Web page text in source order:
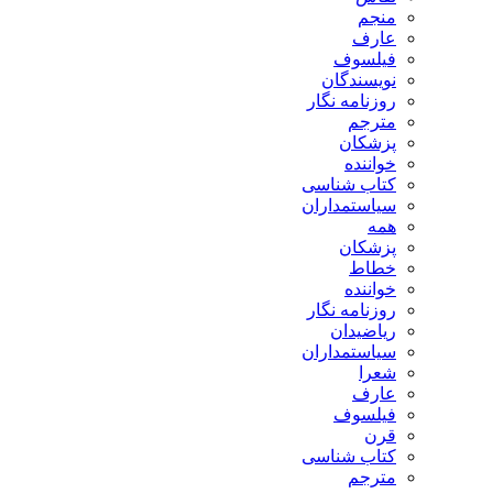
منجم
عارف
فیلسوف
نویسندگان
روزنامه نگار
مترجم
پزشکان
خواننده
کتاب شناسی
سیاستمداران
همه
پزشکان
خطاط
خواننده
روزنامه نگار
ریاضیدان
سیاستمداران
شعرا
عارف
فیلسوف
قرن
کتاب شناسی
مترجم